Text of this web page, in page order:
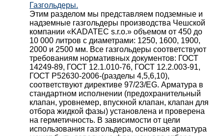
Газгольдеры.
Этим разделом мы представляем подземные и
надземные газгольдеры производства Чешской
компании «KADATEC s.r.o.» объемом от 450 до
10 000 литров с диаметрами: 1250, 1600, 1900,
2000 и 2500 мм. Все газгольдеры соответствуют
требованиям нормативных документов: ГОСТ
14249-89, ГОСТ 12.1.010-76, ГОСТ 12.2.003-91,
ГОСТ Р52630-2006-(разделы 4,5,6,10),
соответствуют директиве 97/23/EG. Арматура в
стандартном исполнении (предохранительный
клапан, уровнемер, впускной клапан, клапан для
отбора жидкой фазы) установлена и проверена
на герметичность. В зависимости от цели
использования газгольдера, основная арматура